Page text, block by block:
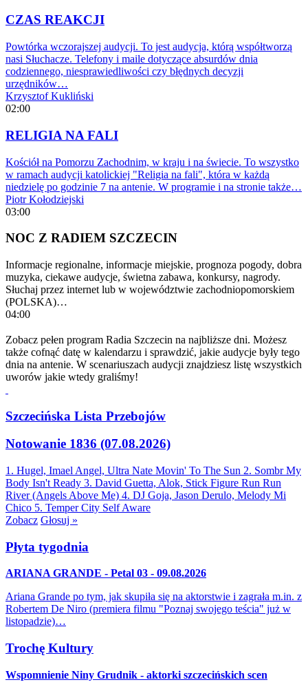
CZAS REAKCJI
Powtórka wczorajszej audycji. To jest audycja, którą współtworzą
nasi Słuchacze. Telefony i maile dotyczące absurdów dnia
codziennego, niesprawiedliwości czy błędnych decyzji
urzędników…
Krzysztof Kukliński
02:00
RELIGIA NA FALI
Kościół na Pomorzu Zachodnim, w kraju i na świecie. To wszystko
w ramach audycji katolickiej "Religia na fali", która w każdą
niedzielę po godzinie 7 na antenie. W programie i na stronie także…
Piotr Kołodziejski
03:00
NOC Z RADIEM SZCZECIN
Informacje regionalne, informacje miejskie, prognoza pogody, dobra
muzyka, ciekawe audycje, świetna zabawa, konkursy, nagrody.
Słuchaj przez internet lub w województwie zachodniopomorskiem
(POLSKA)…
04:00
Zobacz pełen program Radia Szczecin na najbliższe dni. Możesz
także cofnąć datę w kalendarzu i sprawdzić, jakie audycje były tego
dnia na antenie. W scenariuszach audycji znajdziesz listę wszystkich
uworów jakie wtedy graliśmy!
Szczecińska Lista Przebojów
Notowanie 1836 (07.08.2026)
1. Hugel, Imael Angel, Ultra Nate Movin' To The Sun 2. Sombr My
Body Isn't Ready 3. David Guetta, Alok, Stick Figure Run Run
River (Angels Above Me) 4. DJ Goja, Jason Derulo, Melody Mi
Chico 5. Temper City Self Aware
Zobacz Głosuj »
Płyta tygodnia
ARIANA GRANDE - Petal 03 - 09.08.2026
Ariana Grande po tym, jak skupiła się na aktorstwie i zagrała m.in. z
Robertem De Niro (premiera filmu "Poznaj swojego teścia" już w
listopadzie)…
Trochę Kultury
Wspomnienie Niny Grudnik - aktorki szczecińskich scen